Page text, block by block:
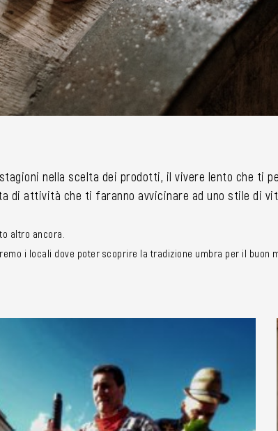
nella scelta dei prodotti, il vivere lento che ti
di attività che ti faranno avvicinare ad uno stile di
altro ancora.
i locali dove poter scoprire la tradizione umbra per il buon